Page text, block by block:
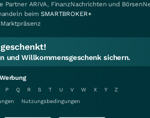
Partner ARIVA, FinanzNachrichten und
beimSMARTBROKER+
und Willkommensgeschenk sichern.
Werbung
P Q R S T U V W X Y
Z
Nutzungsbedingungen